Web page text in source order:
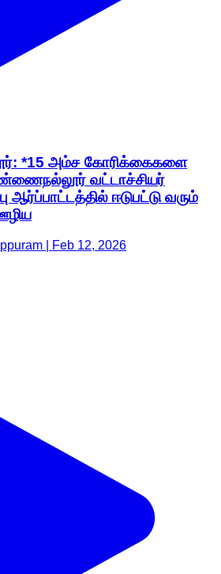
*15 அம்ச கோரிக்கைகளை
வட்டாச்சியர்
ஆர்ப்பாட்டத்தில் ஈடுபட்டு வரும்
| Feb 12, 2026